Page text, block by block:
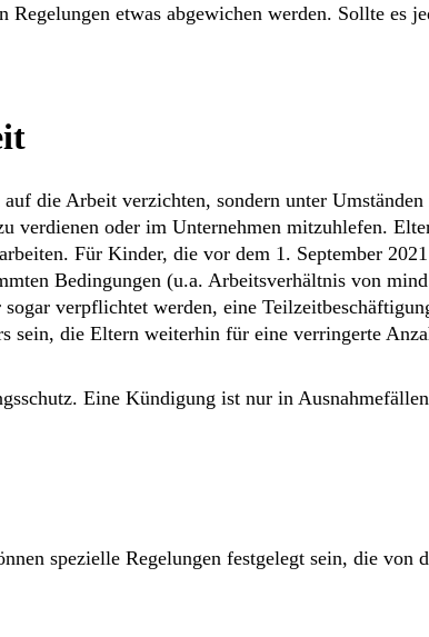
etwas abgewichen werden. Sollte es
die Arbeit verzichten, sondern unter
verdienen oder im Unternehmen mitzuhlefen.
Für Kinder, die vor dem 1. September
Bedingungen (u.a. Arbeitsverhältnis von
verpflichtet werden, eine
sein, die Eltern weiterhin für eine verringerte
Eine Kündigung ist nur in
spezielle Regelungen festgelegt sein, die von